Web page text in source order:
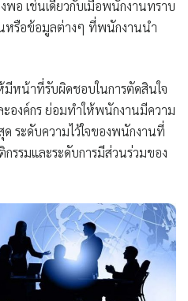
อ เช่นเดียวกับเมื่อพนักงานทราบ
หรือข้อมูลต่างๆ ที่พนักงานนำ
มีหน้าที่รับผิดชอบในการตัดสินใจ
องค์กร ย่อมทำให้พนักงานมีความ
ระดับความไว้ใจของพนักงานที่
รรมและระดับการมีส่วนร่วมของ